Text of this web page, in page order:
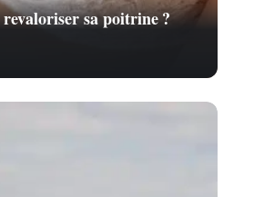
sa poitrine ?